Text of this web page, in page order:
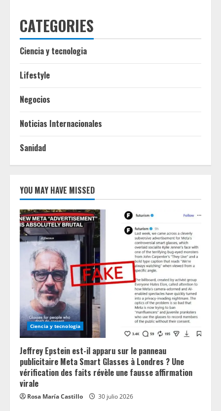
CATEGORIES
Ciencia y tecnologia
Lifestyle
Negocios
Noticias Internacionales
Sanidad
YOU MAY HAVE MISSED
Ciencia y tecnologia
Jeffrey Epstein est-il apparu sur le panneau
publicitaire Meta Smart Glasses à Londres ? Une
vérification des faits révèle une fausse affirmation
virale
Rosa María Castillo 30 julio 2026